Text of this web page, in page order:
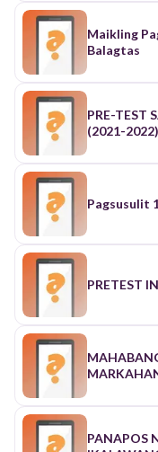
Maikling
Balagtas
PRE-TEST SA
(2021-2022)
Pagsusulit
PRETEST
PANAPOS